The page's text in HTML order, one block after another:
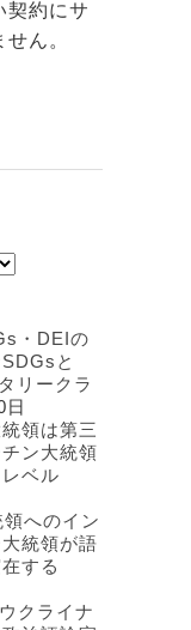
契約にサ
ん。
・DEIの
と
リークラ
日
領は第三
ン大統領
ベル
へのイン
統領が語
する
クライナ